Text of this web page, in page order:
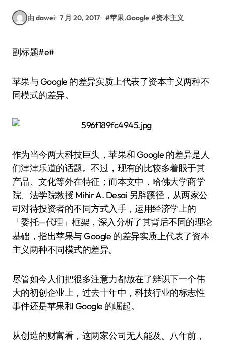
由 dawei 7 月 20, 2017 #苹果.Google #资本主义
副标题#e#
苹果与 Google 的差异实质上代表了资本主义两种不
同模式的差异。
作为当今两大科技巨头，苹果和 Google 的差异是人
们津津乐道的话题。不过，现有的比较多着眼于其
产品、文化等外在特征；而本文中，哈佛大学商学
院、法学院教授 Mihir A. Desai 另辟蹊径，从两家公
司对待投资者的不同方式入手，运用经济学上的
「委托—代理」框架，深入分析了其背后不同的理论
基础，指出苹果与 Google 的差异实质上代表了资本
主义两种不同模式的差异。
尽管如今人们把很多注意力都放在了辨识下一个伟
大的初创企业上，过去十年中，科技行业的标志性
事件还是苹果和 Google 的崛起。
从创造的财富看，这两家公司无人能及。八年前，